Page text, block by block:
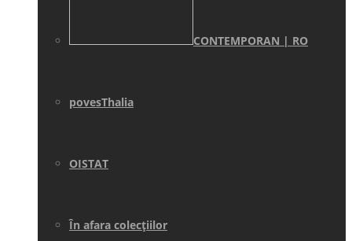
CONTEMPORAN | RO
povesThalia
OISTAT
În afara colecţiilor